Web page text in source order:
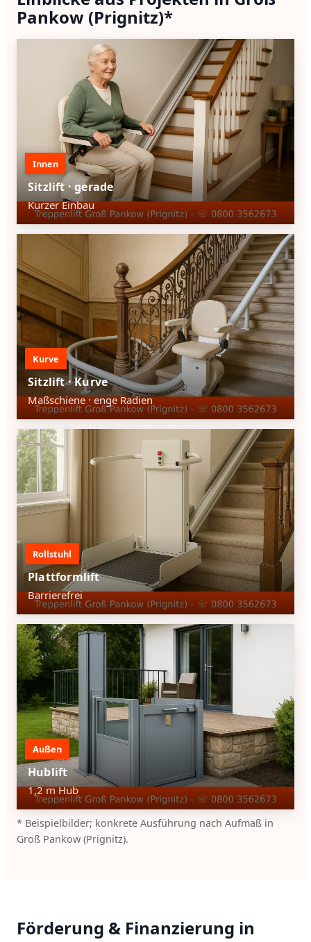
Pankow (Prignitz)*
Innen
Sitzlift · gerade
Kurzer Einbau
Kurve
Sitzlift · Kurve
Maßschiene · enge Radien
Rollstuhl
Plattformlift
Barrierefrei
Außen
Hublift
1,2 m Hub
* Beispielbilder; konkrete Ausführung nach Aufmaß in
Groß Pankow (Prignitz).
Förderung & Finanzierung in